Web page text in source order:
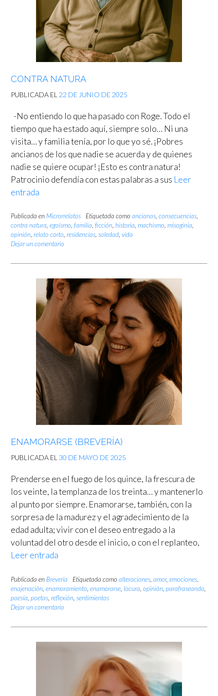
CONTRA NATURA
PUBLICADA EL 22 DE JUNIO DE 2025
-No entiendo lo que ha pasado con Roge. Todo el
tiempo que ha estado aquí, siempre solo… Ni una
visita… y familia tenía, por lo que yo sé. ¡Pobres
ancianos de los que nadie se acuerda y de quienes
nadie se quiere ocupar! ¡Esto es contra natura!
Patrocinio defendía con estas palabras a sus Leer
entrada
Publicada en Microrrelatos Etiquetada como ancianos, consecuencias,
contra natura, egoísmo, familia, ficción, historia, machismo, misoginia,
opinión, relato corto, residencias, soledad, vida
Dejar un comentario
ENAMORARSE (BREVERÍA)
PUBLICADA EL 30 DE MAYO DE 2025
Prenderse en el fuego de los quince, la frescura de
los veinte, la templanza de los treinta… y mantenerlo
al punto por siempre. Enamorarse, también, con la
sorpresa de la madurez y el agradecimiento de la
edad adulta; vivir con el deseo entregado a la
voluntad del otro desde el inicio, o con el replanteo,
Leer entrada
Publicada en Brevería Etiquetada como alteraciones amor, emociones
enajenación enamoramiento enamorarse locura opinión parafraseando
poesía poetas reflexión sentimientos
Dejar un comentario